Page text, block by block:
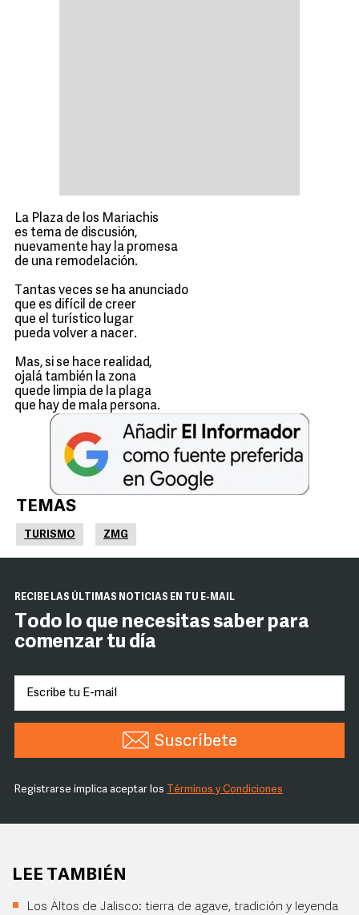
La Plaza de los Mariachis
es tema de discusión,
nuevamente hay la promesa
de una remodelación.
Tantas veces se ha anunciado
que es difícil de creer
que el turístico lugar
pueda volver a nacer.
Mas, si se hace realidad,
ojalá también la zona
quede limpia de la plaga
que hay de mala persona.
TEMAS
TURISMO ZMG
RECIBE LAS ÚLTIMAS NOTICIAS EN TU E-MAIL
Todo lo que necesitas saber para
comenzar tu día
Suscríbete
Registrarse implica aceptar los Términos y Condiciones
LEE TAMBIÉN
Los Altos de Jalisco: tierra de agave, tradición y leyenda